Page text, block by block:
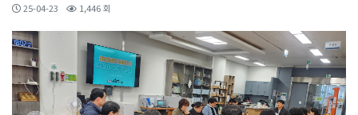
25-04-23 1,446 회